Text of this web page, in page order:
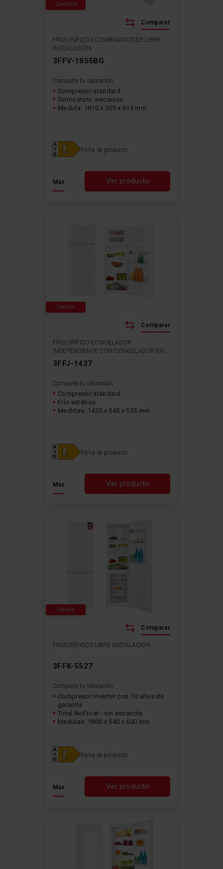
FRIGORÍFICOS COMBINADOS DE LIBRE
INSTALACIÓN
3FFV-1855BG
Ver producto
Más
Comparte tu valoración
Compresor standard
Termostato mecánico
Medida: 1810 x 550 x 615 mm
Ficha de producto
Comparar
Comfort
FRIGORÍFICO-CONGELADOR
INDEPENDIENTE CON CONGELADOR EN
LA PARTE SUPERIOR
3FFJ-1437
Ver producto
Más
Comparte tu valoración
Compresor standard
Frío estático
Medidas: 1430 x 545 x 555 mm
Ficha de producto
Comparar
Classic
FRIGORÍFICOS LIBRE INSTALACIÓN
3FFK-5527
Ver producto
Más
Comparte tu valoración
Compresor inverter con 10 años de
garantía
Total NoFrost - sin escarcha
Medidas: 1800 x 540 x 600 mm
Ficha de producto
Comparar
Classic